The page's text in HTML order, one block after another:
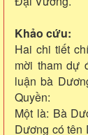
Khảo cứu:
Hai chi tiết
mời tham dự
luận bà
Quyền:
Một là: Bà
Dương có tên